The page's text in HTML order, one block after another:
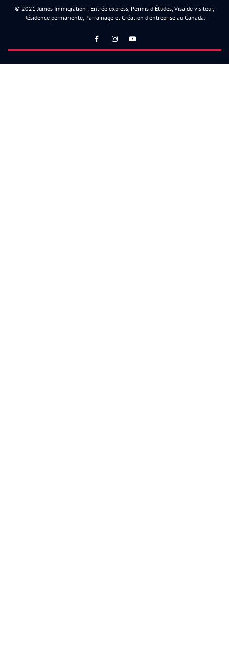
© 2021 Jumos Immigration : Entrée express, Permis d'Études, Visa de visiteur,
Résidence permanente, Parrainage et Création d'entreprise au Canada.